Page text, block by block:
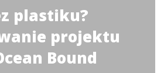
plastiku?
projektu
Bound